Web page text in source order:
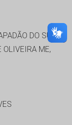
DO SUL
OLIVEIRA ME,